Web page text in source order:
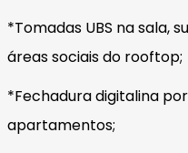
*Tomadas UBS na sala,
áreas sociais do rooftop;
*Fechadura digitalina
apartamentos;